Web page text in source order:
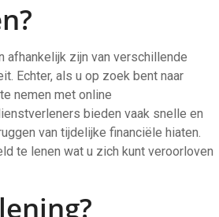
afhankelijk zijn van verschillende
Echter, als u op zoek bent naar
nemen met online
bieden vaak snelle en
van tijdelijke financiële hiaten.
te lenen wat u zich kunt veroorloven